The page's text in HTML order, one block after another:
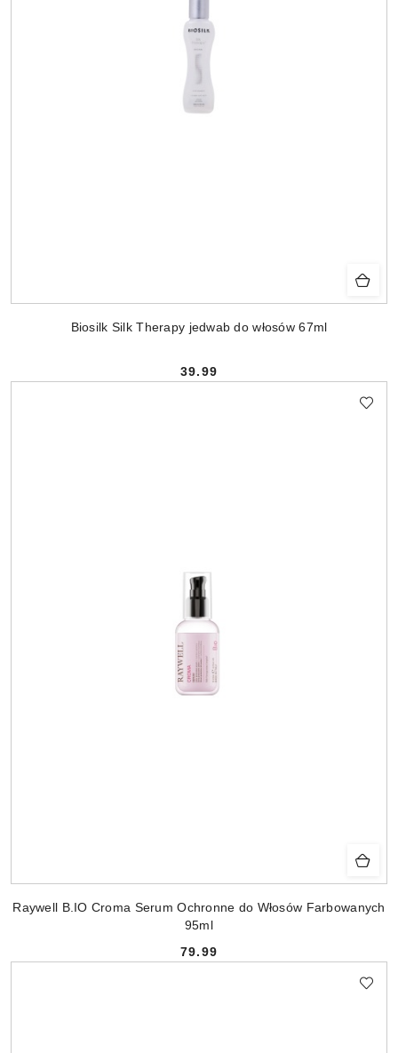
Biosilk Silk Therapy jedwab do włosów 67ml
Cena:
39.99
Raywell B.IO Croma Serum Ochronne do Włosów Farbowanych
95ml
Cena:
79.99